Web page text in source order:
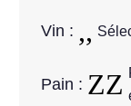
Vin :
Pain :